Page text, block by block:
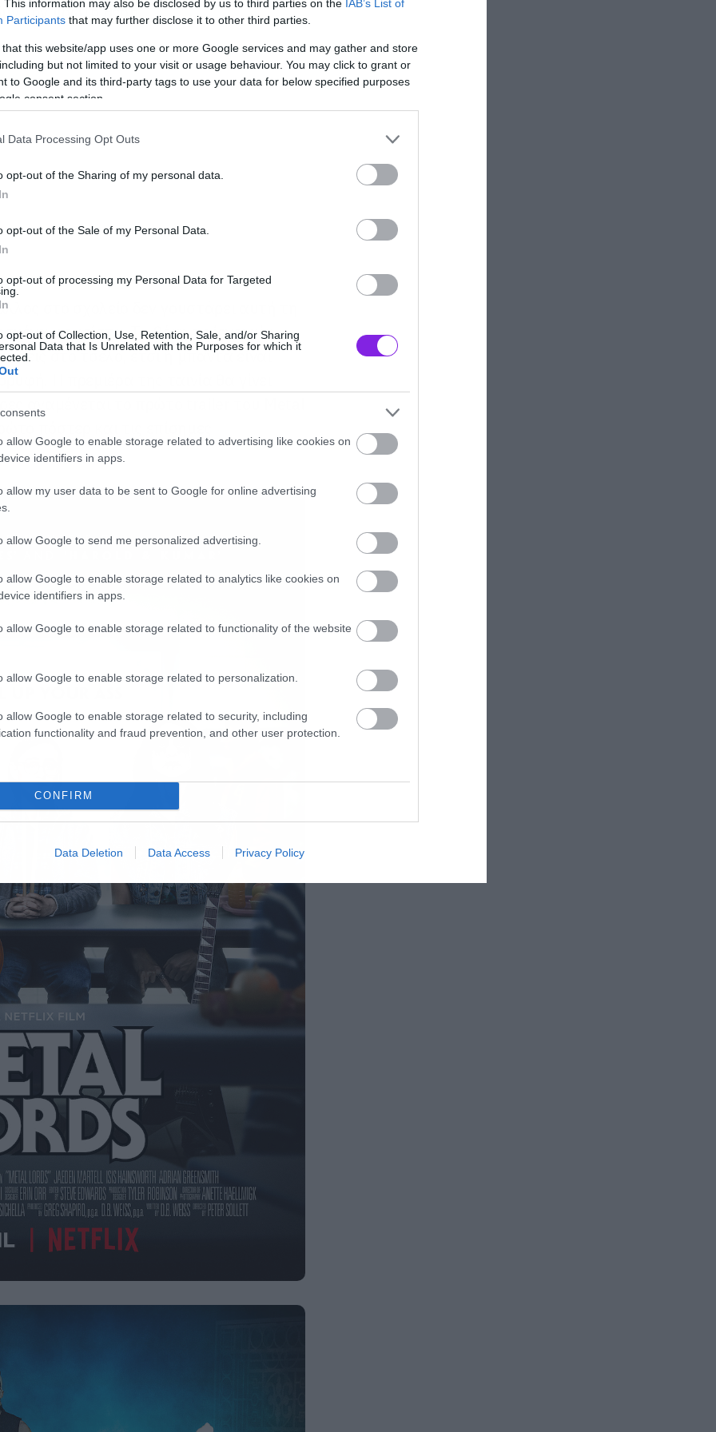
This information may also be disclosed by us to third parties on the IAB’s List of
Participants that may further disclose it to other third parties.
that this website/app uses one or more Google services and may gather and store
but not limited to your visit or usage behaviour. You may click to grant or
to Google and its third-party tags to use your data for below specified purposes
consent section.
Data Processing Opt Outs
opt-out of the Sharing of my personal data.
opt-out of the Sale of my Personal Data.
opt-out of processing my Personal Data for Targeted
opt-out of Collection, Use, Retention, Sale, and/or Sharing
Data that Is Unrelated with the Purposes for which it
allow Google to enable storage related to advertising like cookies on
identifiers in apps.
allow my user data to be sent to Google for online advertising
allow Google to send me personalized advertising.
allow Google to enable storage related to analytics like cookies on
identifiers in apps.
allow Google to enable storage related to functionality of the website
allow Google to enable storage related to personalization.
allow Google to enable storage related to security, including
functionality and fraud prevention, and other user protection.
CONFIRM
Data Deletion Data Access Privacy Policy
την πρώτη θέση.
στο σχολείο δεν γουστάρει αυτή τη
μπασίστα. Τη θέση παίρνει μία
στο τσέλο, έτσι η μπάντα είναι
Η πρεμιέρα της ταινία θα γίνει
αναμένεται το πρώτο trailer του Metal
πόστερ και τις επίσημες